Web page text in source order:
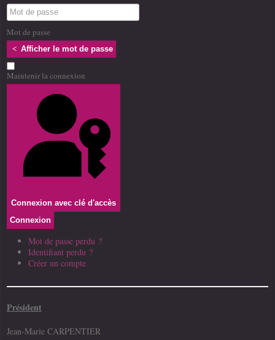
Mot de passe
Afficher le mot de passe
Maintenir la connexion
Connexion avec clé d'accès
Connexion
Mot de passe perdu ?
Identifiant perdu ?
Créer un compte
Président
Jean-Marie CARPENTIER